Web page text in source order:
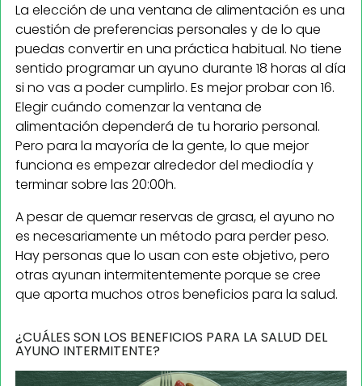
La elección de una ventana de alimentación es una
cuestión de preferencias personales y de lo que
puedas convertir en una práctica habitual. No tiene
sentido programar un ayuno durante 18 horas al día
si no vas a poder cumplirlo. Es mejor probar con 16.
Elegir cuándo comenzar la ventana de
alimentación dependerá de tu horario personal.
Pero para la mayoría de la gente, lo que mejor
funciona es empezar alrededor del mediodía y
terminar sobre las 20:00h.
A pesar de quemar reservas de grasa, el ayuno no
es necesariamente un método para perder peso.
Hay personas que lo usan con este objetivo, pero
otras ayunan intermitentemente porque se cree
que aporta muchos otros beneficios para la salud.
¿CUÁLES SON LOS BENEFICIOS PARA LA SALUD DEL
AYUNO INTERMITENTE?